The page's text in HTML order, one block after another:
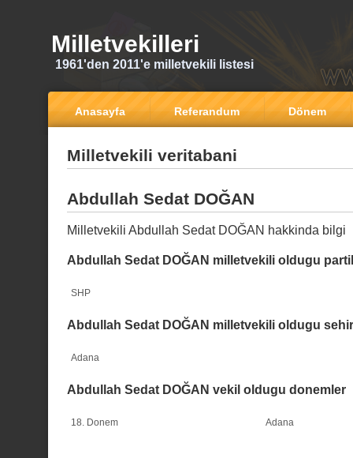
Milletvekilleri
1961'den 2011'e milletvekili listesi
Anasayfa Referandum Dönem
Milletvekili veritabani
Abdullah Sedat DOĞAN
Milletvekili Abdullah Sedat DOĞAN hakkinda bilgi
Abdullah Sedat DOĞAN milletvekili oldugu
SHP
Abdullah Sedat DOĞAN milletvekili oldugu
Adana
Abdullah Sedat DOĞAN vekil oldugu donemler
18. Donem Adana